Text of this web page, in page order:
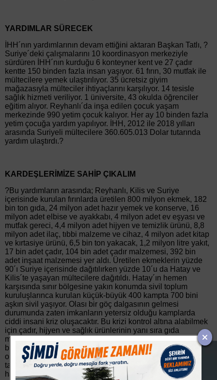
YARDIMLAR SÜRECEK
İHH´nın yardımlarının devam ettiğini aktaran Başkan Tatlı, ?
Suriye´deki çalışmalarını 10 koordinasyon merkeziyle
sürdüren İHH´nın kurduğu 6 konteyner kent ve 27 çadır
kentte 150 binden fazla insan yaşıyor. 61 fırın, 30 mutfak ile
mültecilere yemek ulaştırılıyor. 35 ücretsiz giyim
mağazasıyla mülteciler ihtiyaçlarını karşılıyor. 14 tesisle
sağlık hizmeti veriliyor. 1 üniversite, 43 okulda öğrenciler
eğitim alıyor. Reyhanlı´da inşa edilen çocuk yaşam
merkezinde 990 yetim çocuk kalıyor. Her ay 10 binden fazla
yetim çocuğa yardım yapılıyor. İHH, 2012 ile 2018 yılları
arasında Suriyeli mültecilere 360.605.013 Dolar tutarında
yardım ulaştırdı.?
KARDEŞLERİMİZE SAHİP ÇIKALIM
?Bu yardımların arasında; Reyhanlı, Kilis ve Suriye
içerisinde kurulan fırınlarda üretilen 800 milyon ekmek, 182
bin ton gıda, 24 milyon adet hazır yemek ve konserve, 16
milyon adet elbise ve ayakkabı, 4 milyon adet ev eşyası ve
mutfak gereci, 4,4 milyon adet hijyen ve temizlik ürünü, 8,8
milyon adet ilaç, tıbbi malzeme ve cihaz, 4 milyon adet kitap
ve kırtasiye ürünü, 6,5 bin ton yakacak, 1,2 milyon litre yakıt,
17 bin adet çadır, 104 bin adet çadır malzemesi, 392 bin
adet inşaat malzemesi yer aldı. Üretilen ekmeklerin yüzde
90´ı Suriye içerisinde dağıtılırken yüzde 10´u da Hatay ve
Kilis´te yaşayan mültecilere dağıtıldı. Hatay´ın hemen
karşısında sınır bölgesine yakın konumda sivil toplum
kuruluşlarınca kurulan küçük-büyük 400 kampta 700 bini
aşkın sivil yaşıyor. Olası bir göç dalgasının gelmesi
durumunda zaten imkanların yetersiz olduğu kamplarda
ciddi insani kriz oluşacaktır. Bu krizi kontrol altına alabilmek
için çadır, hijyen ve sağlık ürünlerinin yanı sıra gıda
malzemelerine ihtiyaç var. İdlib´de yaşanan katliamların
büyümesi halinde Halep´ten daha trajik bir sonuca sebep
olabilir. Bombardımanın durdurulması ya da sivillerin
tahliyesine yol açan siyasi bir anlaşmanın sağlanmaması
halinde modern Suriye tarihine kara bir leke olarak